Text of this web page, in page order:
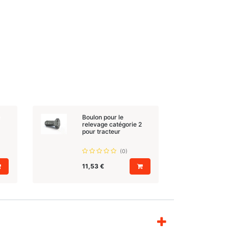
Boulon pour le
relevage catégorie 2
pour tracteur
(0)
11,53 €